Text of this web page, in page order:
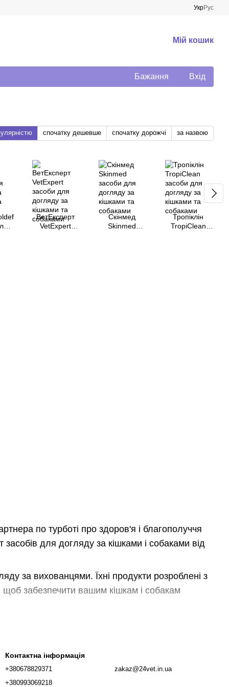
УкрРус
Мій кошик
Бажання Вхід
спочатку дешевше спочатку дорожчі за назвою
по турботі про здоров'я і благополуччя
для догляду за кішками і собаками від
за вихованцями. Їхні продукти розроблені з
забезпечити вашим кішкам і собакам
безпеки та якості.
мати блискучу, гладку і здорову шерсть.
речовинами, ці продукти покращують
ВетЕксперт
VetExpert
Скінмед
Skinmed
Тропіклін
TropiClean
Контактна інформація
+380678829371
+380993069218
zakaz@24vet.in.ua